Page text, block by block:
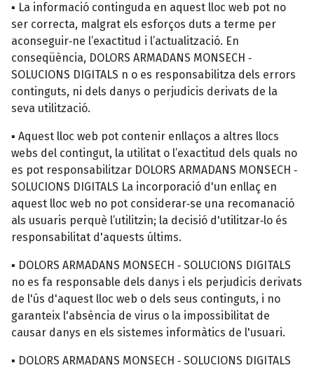
▪ La informació continguda en aquest lloc web pot no
ser correcta, malgrat els esforços duts a terme per
aconseguir‐ne l’exactitud i l’actualització. En
conseqüència, DOLORS ARMADANS MONSECH ‐
SOLUCIONS DIGITALS n o es responsabilitza dels errors
continguts, ni dels danys o perjudicis derivats de la
seva utilització.
▪ Aquest lloc web pot contenir enllaços a altres llocs
webs del contingut, la utilitat o l’exactitud dels quals no
es pot responsabilitzar DOLORS ARMADANS MONSECH ‐
SOLUCIONS DIGITALS La incorporació d'un enllaç en
aquest lloc web no pot considerar‐se una recomanació
als usuaris perquè l’utilitzin; la decisió d'utilitzar‐lo és
responsabilitat d'aquests últims.
▪ DOLORS ARMADANS MONSECH ‐ SOLUCIONS DIGITALS
no es fa responsable dels danys i els perjudicis derivats
de l'ús d'aquest lloc web o dels seus continguts, i no
garanteix l'absència de virus o la impossibilitat de
causar danys en els sistemes informàtics de l'usuari.
▪ DOLORS ARMADANS MONSECH ‐ SOLUCIONS DIGITALS